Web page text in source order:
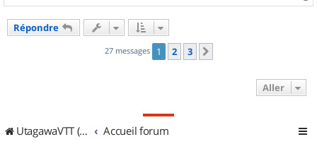
a
Répondre
27 messages 1 2 3
Aller
UtagawaVTT (Randos VTT et VTTAE avec traces GPS) Accueil forum